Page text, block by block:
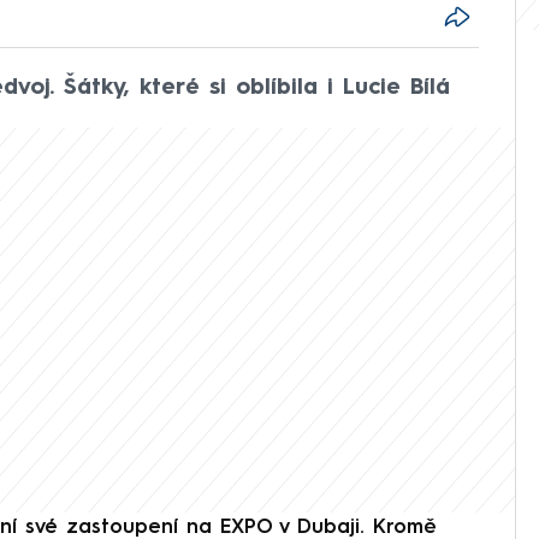
Šátky, které si oblíbila i Lucie Bílá
své zastoupení na EXPO v Dubaji. Kromě